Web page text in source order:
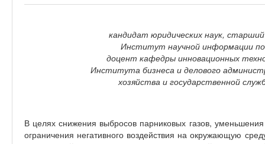
кандидат юридических наук,
Институт научной информации
доцент кафедры инновационных
Института бизнеса и делового
хозяйства и государственной
В целях снижения выбросов парниковых газов,
ограничения негативного воздействия на окружающую